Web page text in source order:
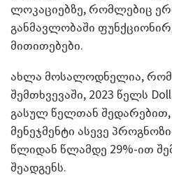
ლოკაციებზე, რომლებიც
განმავლობაში
მითითებები.
ახლა მოსალოდნელია, რომ
შემთხვევაში, 2023 წელს
გასულ წელთან
მენეჯმენტი ასევე
წლიდან წლამდე 29%-ით
შეადგენს.